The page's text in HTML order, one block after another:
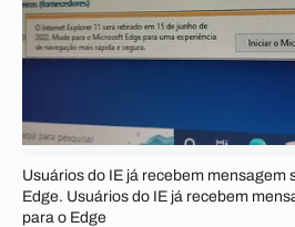
Usuários do IE já recebem mensagem
Edge. Usuários do IE já recebem
para o Edge